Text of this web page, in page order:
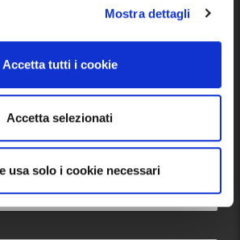
Mostra dettagli
Accetta tutti i cookie
Accetta selezionati
usa solo i cookie necessari
biuletyn